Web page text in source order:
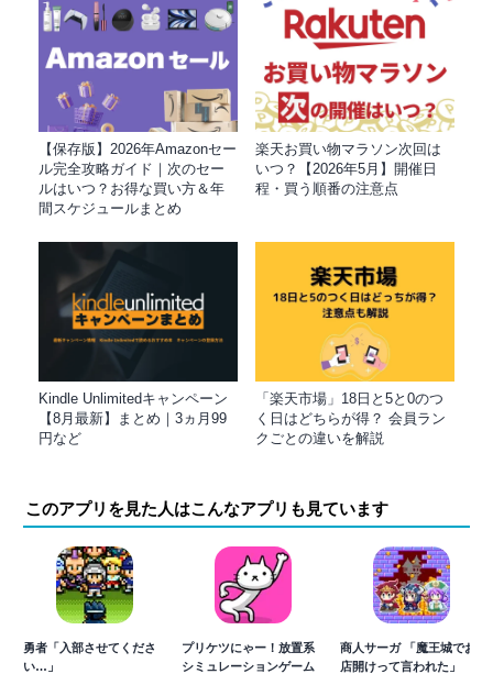
【保存版】2026年Amazonセー
ル完全攻略ガイド｜次のセー
ルはいつ？お得な買い方＆年
間スケジュールまとめ
楽天お買い物マラソン次回は
いつ？【2026年5月】開催日
程・買う順番の注意点
Kindle Unlimitedキャンペーン
【8月最新】まとめ｜3ヵ月99
円など
「楽天市場」18日と5と0のつ
く日はどちらが得？ 会員ラン
クごとの違いを解説
このアプリを見た人はこんなアプリも見ています
勇者「入部させてくださ
い…」
プリケツにゃー！放置系
シミュレーションゲーム
商人サーガ 「魔王城でお
店開けって言われた」